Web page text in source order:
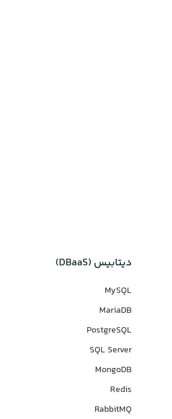
دیتابیس‌ (DBaaS)
MySQL
MariaDB
PostgreSQL
SQL Server
MongoDB
Redis
RabbitMQ